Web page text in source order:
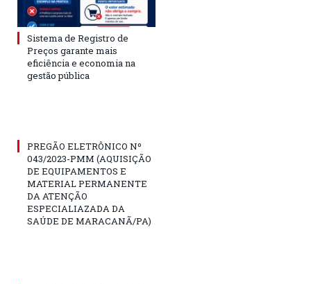
Sistema de Registro de
Preços garante mais
eficiência e economia na
gestão pública
PREGÃO ELETRÔNICO Nº
043/2023-PMM (AQUISIÇÃO
DE EQUIPAMENTOS E
MATERIAL PERMANENTE
DA ATENÇÃO
ESPECIALIAZADA DA
SAÚDE DE MARACANÃ/PA)